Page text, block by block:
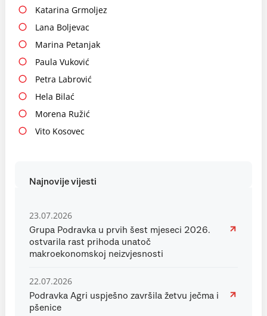
Katarina Grmoljez
Lana Boljevac
Marina Petanjak
Paula Vuković
Petra Labrović
Hela Bilać
Morena Ružić
Vito Kosovec
Najnovije vijesti
23.07.2026
Grupa Podravka u prvih šest mjeseci 2026.
ostvarila rast prihoda unatoč
makroekonomskoj neizvjesnosti
22.07.2026
Podravka Agri uspješno završila žetvu ječma i
pšenice